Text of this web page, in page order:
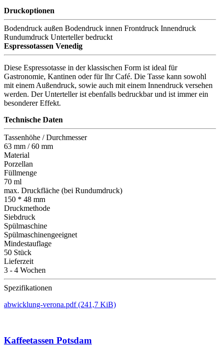
Druckoptionen
Bodendruck außen Bodendruck innen Frontdruck Innendruck
Rundumdruck Unterteller bedruckt
Espressotassen Venedig
Diese Espressotasse in der klassischen Form ist ideal für
Gastronomie, Kantinen oder für Ihr Café. Die Tasse kann sowohl
mit einem Außendruck, sowie auch mit einem Innendruck versehen
werden. Der Unterteller ist ebenfalls bedruckbar und ist immer ein
besonderer Effekt.
Technische Daten
Tassenhöhe / Durchmesser
63 mm / 60 mm
Material
Porzellan
Füllmenge
70 ml
max. Druckfläche (bei Rundumdruck)
150 * 48 mm
Druckmethode
Siebdruck
Spülmaschine
Spülmaschinengeeignet
Mindestauflage
50 Stück
Lieferzeit
3 - 4 Wochen
Spezifikationen
abwicklung-verona.pdf(241,7 KiB)
Kaffeetassen Potsdam